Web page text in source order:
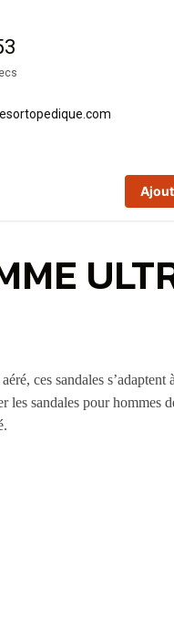
ces sandales s’adaptent
les sandales pour hommes